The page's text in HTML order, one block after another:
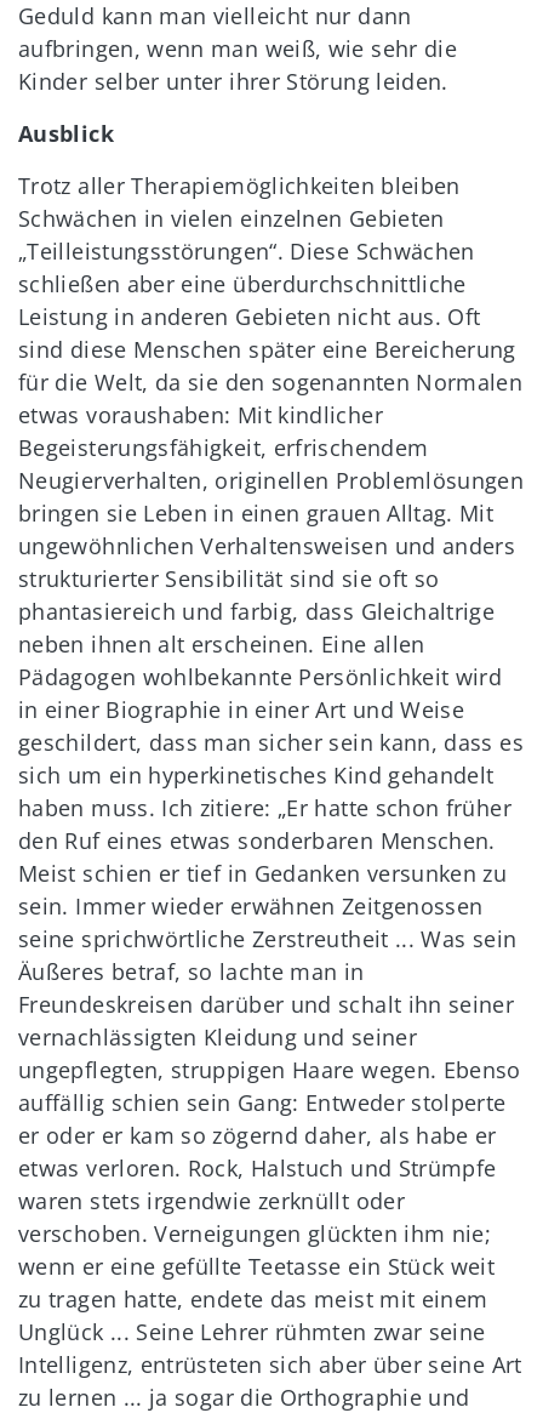
Geduld kann man vielleicht nur dann
aufbringen, wenn man weiß, wie sehr die
Kinder selber unter ihrer Störung leiden.
Ausblick
Trotz aller Therapiemöglichkeiten bleiben
Schwächen in vielen einzelnen Gebieten
„Teilleistungsstörungen“. Diese Schwächen
schließen aber eine überdurchschnittliche
Leistung in anderen Gebieten nicht aus. Oft
sind diese Menschen später eine Bereicherung
für die Welt, da sie den sogenannten Normalen
etwas voraushaben: Mit kindlicher
Begeisterungsfähigkeit, erfrischendem
Neugierverhalten, originellen Problemlösungen
bringen sie Leben in einen grauen Alltag. Mit
ungewöhnlichen Verhaltensweisen und anders
strukturierter Sensibilität sind sie oft so
phantasiereich und farbig, dass Gleichaltrige
neben ihnen alt erscheinen. Eine allen
Pädagogen wohlbekannte Persönlichkeit wird
in einer Biographie in einer Art und Weise
geschildert, dass man sicher sein kann, dass es
sich um ein hyperkinetisches Kind gehandelt
haben muss. Ich zitiere: „Er hatte schon früher
den Ruf eines etwas sonderbaren Menschen.
Meist schien er tief in Gedanken versunken zu
sein. Immer wieder erwähnen Zeitgenossen
seine sprichwörtliche Zerstreutheit ... Was sein
Äußeres betraf, so lachte man in
Freundeskreisen darüber und schalt ihn seiner
vernachlässigten Kleidung und seiner
ungepflegten, struppigen Haare wegen. Ebenso
auffällig schien sein Gang: Entweder stolperte
er oder er kam so zögernd daher, als habe er
etwas verloren. Rock, Halstuch und Strümpfe
waren stets irgendwie zerknüllt oder
verschoben. Verneigungen glückten ihm nie;
wenn er eine gefüllte Teetasse ein Stück weit
zu tragen hatte, endete das meist mit einem
Unglück ... Seine Lehrer rühmten zwar seine
Intelligenz, entrüsteten sich aber über seine Art
zu lernen ... ja sogar die Orthographie und